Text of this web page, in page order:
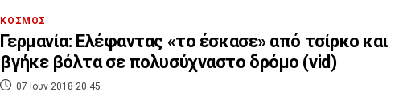
ΚΟΣΜΟΣ
Γερμανία: Ελέφαντας «το έσκασε» από τσίρκο και
βγήκε βόλτα σε πολυσύχναστο δρόμο (vid)
07 Ιουν 2018 20:45